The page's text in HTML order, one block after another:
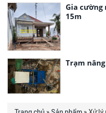
Gia cường
15m
Trạm